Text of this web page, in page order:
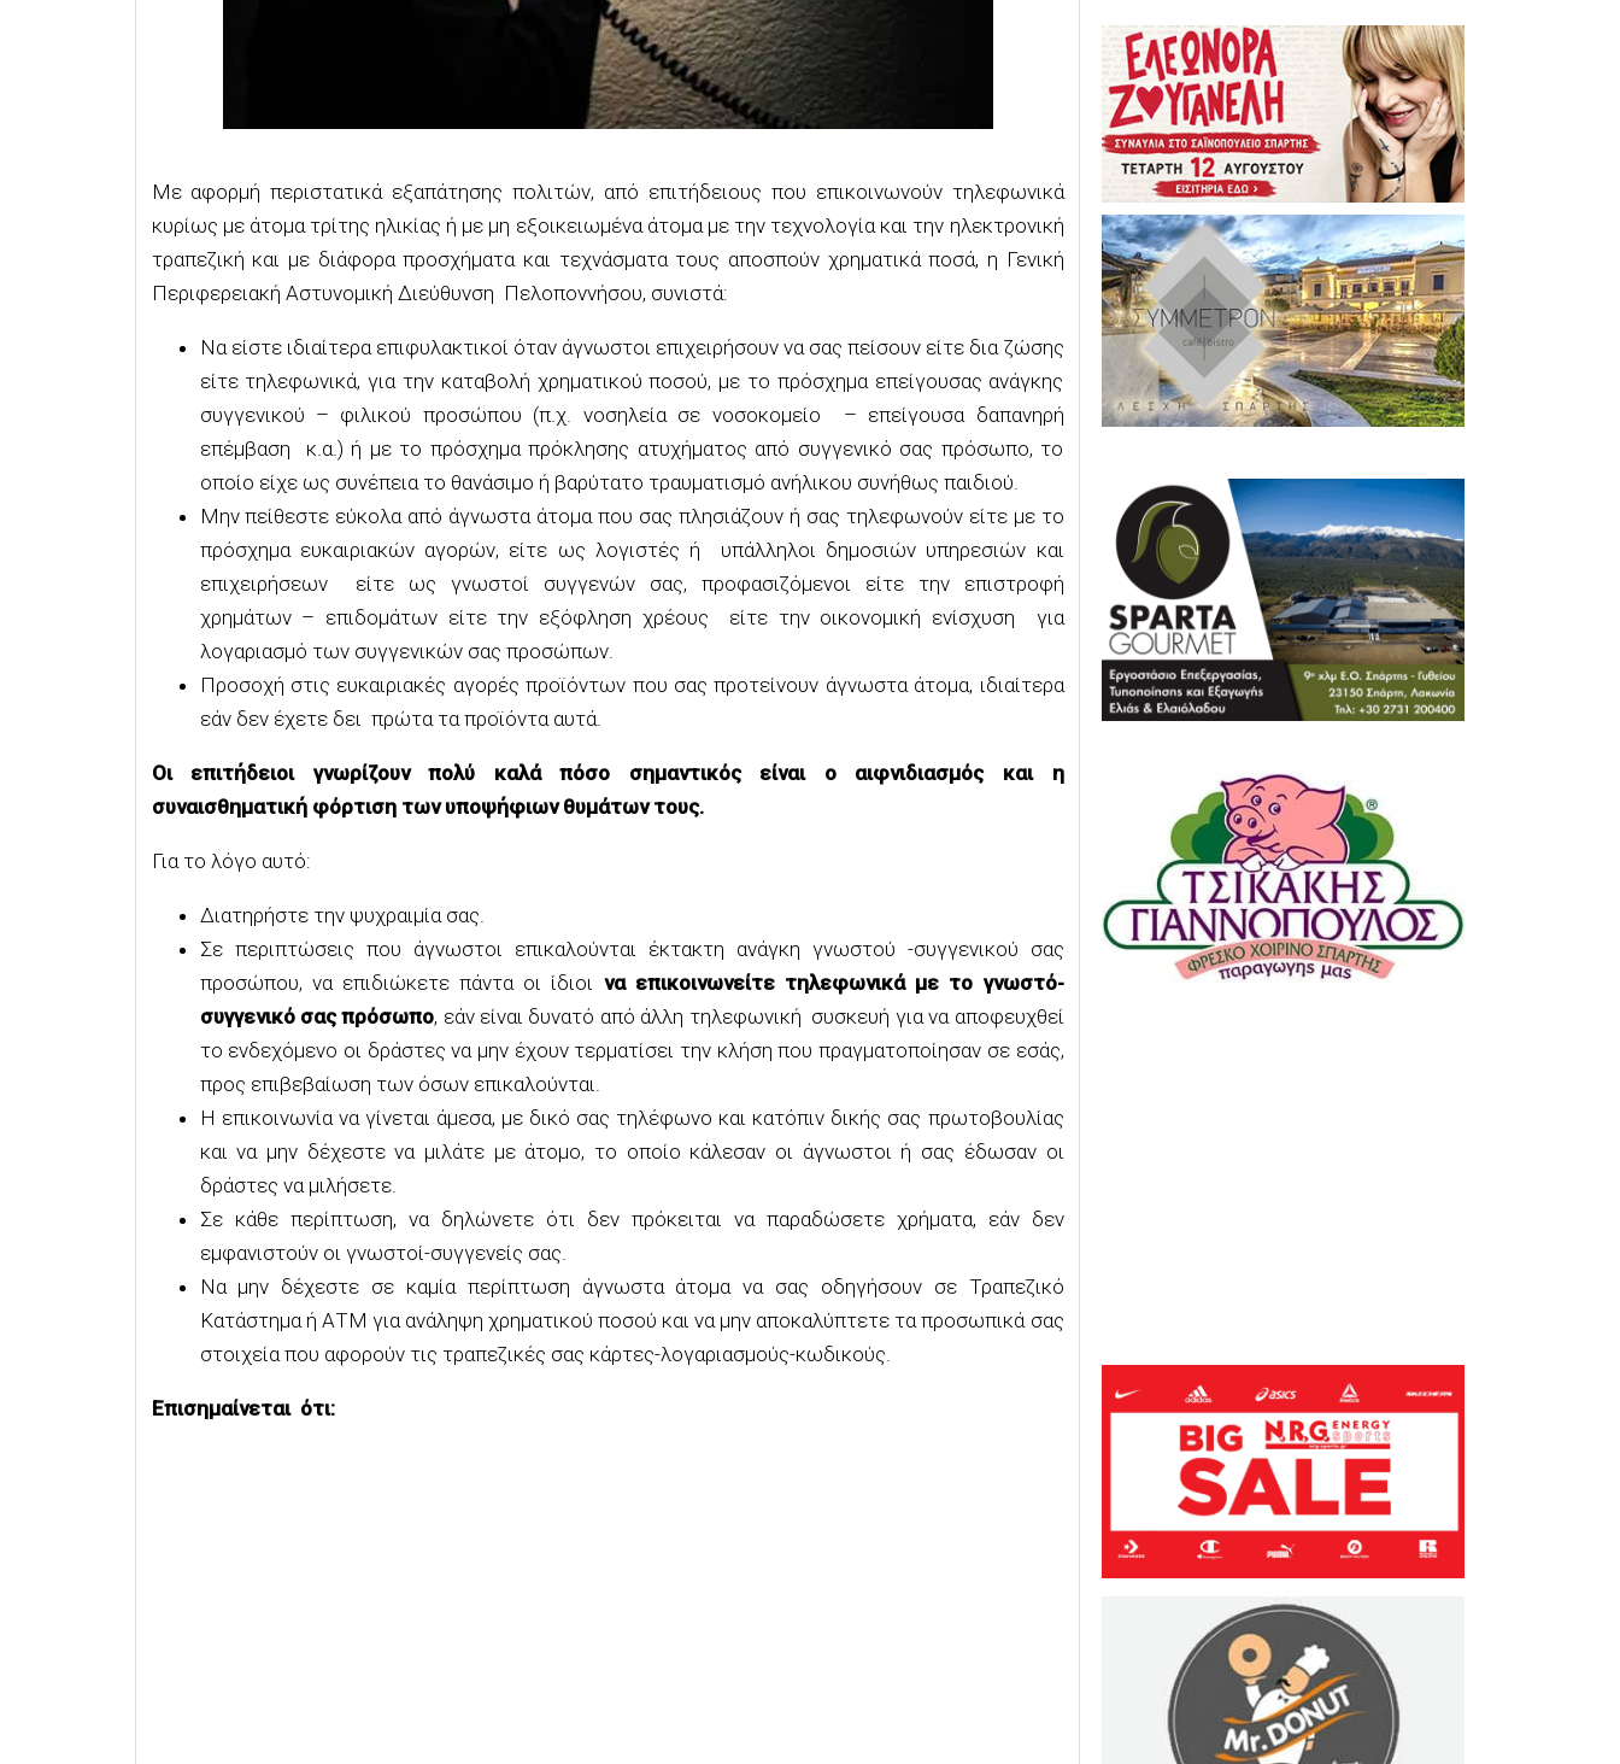
Με αφορμή περιστατικά εξαπάτησης πολιτών, από επιτήδειους που επικοινωνούν τηλεφωνικά
κυρίως με άτομα τρίτης ηλικίας ή με μη εξοικειωμένα άτομα με την τεχνολογία και την ηλεκτρονική
τραπεζική και με διάφορα προσχήματα και τεχνάσματα τους αποσπούν χρηματικά ποσά, η Γενική
Περιφερειακή Αστυνομική Διεύθυνση Πελοποννήσου, συνιστά:
Να είστε ιδιαίτερα επιφυλακτικοί όταν άγνωστοι επιχειρήσουν να σας πείσουν είτε δια ζώσης
είτε τηλεφωνικά, για την καταβολή χρηματικού ποσού, με το πρόσχημα επείγουσας ανάγκης
συγγενικού – φιλικού προσώπου (π.χ. νοσηλεία σε νοσοκομείο – επείγουσα δαπανηρή
επέμβαση κ.α.) ή με το πρόσχημα πρόκλησης ατυχήματος από συγγενικό σας πρόσωπο, το
οποίο είχε ως συνέπεια το θανάσιμο ή βαρύτατο τραυματισμό ανήλικου συνήθως παιδιού.
Μην πείθεστε εύκολα από άγνωστα άτομα που σας πλησιάζουν ή σας τηλεφωνούν είτε με το
πρόσχημα ευκαιριακών αγορών, είτε ως λογιστές ή υπάλληλοι δημοσιών υπηρεσιών και
επιχειρήσεων είτε ως γνωστοί συγγενών σας, προφασιζόμενοι είτε την επιστροφή
χρημάτων – επιδομάτων είτε την εξόφληση χρέους είτε την οικονομική ενίσχυση για
λογαριασμό των συγγενικών σας προσώπων.
Προσοχή στις ευκαιριακές αγορές προϊόντων που σας προτείνουν άγνωστα άτομα, ιδιαίτερα
εάν δεν έχετε δει πρώτα τα προϊόντα αυτά.
Οι επιτήδειοι γνωρίζουν πολύ καλά πόσο σημαντικός είναι ο αιφνιδιασμός και η
συναισθηματική φόρτιση των υποψήφιων θυμάτων τους.
Για το λόγο αυτό:
Διατηρήστε την ψυχραιμία σας.
Σε περιπτώσεις που άγνωστοι επικαλούνται έκτακτη ανάγκη γνωστού -συγγενικού σας
προσώπου, να επιδιώκετε πάντα οι ίδιοι να επικοινωνείτε τηλεφωνικά με το γνωστό-
συγγενικό σας πρόσωπο, εάν είναι δυνατό από άλλη τηλεφωνική συσκευή για να αποφευχθεί
το ενδεχόμενο οι δράστες να μην έχουν τερματίσει την κλήση που πραγματοποίησαν σε εσάς,
προς επιβεβαίωση των όσων επικαλούνται.
Η επικοινωνία να γίνεται άμεσα, με δικό σας τηλέφωνο και κατόπιν δικής σας πρωτοβουλίας
και να μην δέχεστε να μιλάτε με άτομο, το οποίο κάλεσαν οι άγνωστοι ή σας έδωσαν οι
δράστες να μιλήσετε.
Σε κάθε περίπτωση, να δηλώνετε ότι δεν πρόκειται να παραδώσετε χρήματα, εάν δεν
εμφανιστούν οι γνωστοί-συγγενείς σας.
Να μην δέχεστε σε καμία περίπτωση άγνωστα άτομα να σας οδηγήσουν σε Τραπεζικό
Κατάστημα ή ΑΤΜ για ανάληψη χρηματικού ποσού και να μην αποκαλύπτετε τα προσωπικά σας
στοιχεία που αφορούν τις τραπεζικές σας κάρτες-λογαριασμούς-κωδικούς.
Επισημαίνεται ότι: